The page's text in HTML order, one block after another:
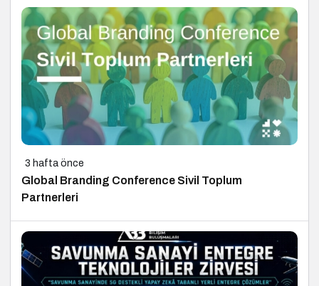
3 hafta önce
Global Branding Conference Sivil Toplum
Partnerleri